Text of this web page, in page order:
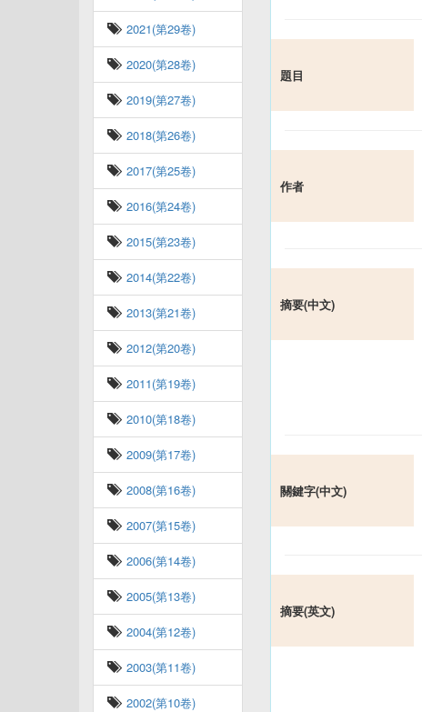
2021(第29卷)
2020(第28卷)
2019(第27卷)
2018(第26卷)
2017(第25卷)
2016(第24卷)
2015(第23卷)
2014(第22卷)
2013(第21卷)
2012(第20卷)
2011(第19卷)
2010(第18卷)
2009(第17卷)
2008(第16卷)
2007(第15卷)
2006(第14卷)
2005(第13卷)
2004(第12卷)
2003(第11卷)
2002(第10卷)
題目
作者
摘要(中文)
關鍵字(中文)
摘要(英文)